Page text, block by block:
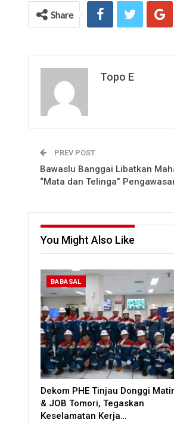
Share
Topo E
PREV POST
Bawaslu Banggai Libatkan
“Mata dan Telinga”
You Might Also Like
BABASAL
Dekom PHE Tinjau Donggi
& JOB Tomori, Tegaskan
Keselamatan Kerja…